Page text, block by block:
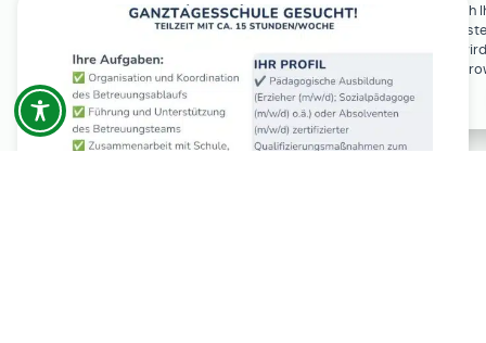
Der KI-Chatbot steht erst nach
Einwilligung in den Cookie-
Verfügung. Der Chat-Verlauf
ausschließlich lokal in Ihrem
gespeichert.